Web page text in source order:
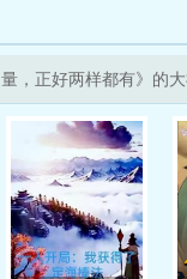
，正好两样都有》的